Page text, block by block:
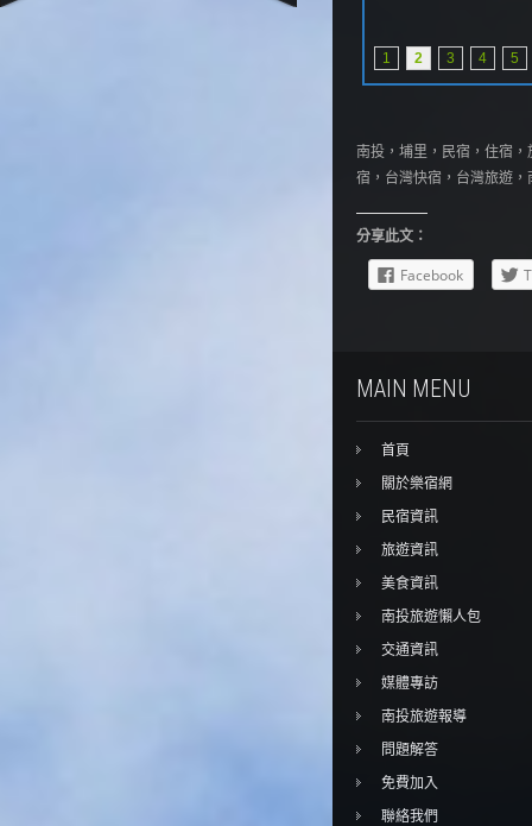
1 2 3 4 5
南投，埔里，民宿，住宿
宿，台灣快宿，台灣旅遊
分享此文：
Facebook
MAIN MENU
首頁
關於樂宿網
民宿資訊
旅遊資訊
美食資訊
南投旅遊懶人包
交通資訊
媒體專訪
南投旅遊報導
問題解答
免費加入
聯絡我們